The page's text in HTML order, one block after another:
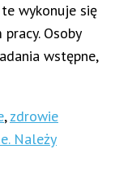
wykonuje się
Osoby
wstępne,
,zdrowie